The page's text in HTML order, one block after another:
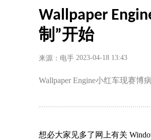
Wallpaper
制”开始
来源：电手 2023-04-18 13:43
Wallpaper Engine小红车现赛博
想必大家见多了网上有关